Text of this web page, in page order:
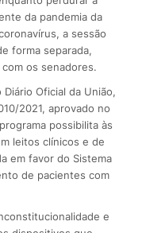
da pandemia da
a sessão
forma separada,
os senadores.
Diário Oficial da União,
2021, aprovado no
possibilita às
leitos clínicos e de
em favor do Sistema
de pacientes com
e